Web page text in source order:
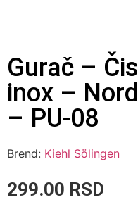
Gurač –
inox –
– PU-08
Brend: Kiehl Sölingen
299.00 RSD